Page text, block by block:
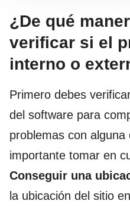
¿De qué
verificar si el
interno o
Primero debes
del software para
problemas con
importante tomar en
Conseguir una
la ubicación del sitio